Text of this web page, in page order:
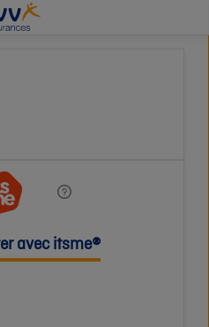

avec itsme®